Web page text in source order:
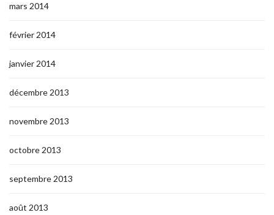
mars 2014
février 2014
janvier 2014
décembre 2013
novembre 2013
octobre 2013
septembre 2013
août 2013